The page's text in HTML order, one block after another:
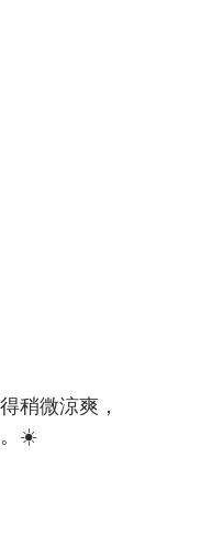
稍微涼爽，
。☀️